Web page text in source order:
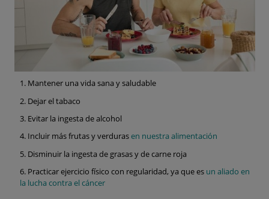
Mantener una vida sana y saludable
Dejar el tabaco
Evitar la ingesta de alcohol
Incluir más frutas y verdurasen nuestra alimentación
Disminuir la ingesta de grasas y de carne roja
Practicar ejercicio físico con regularidad, ya que es un aliado en
la lucha contra el cáncer